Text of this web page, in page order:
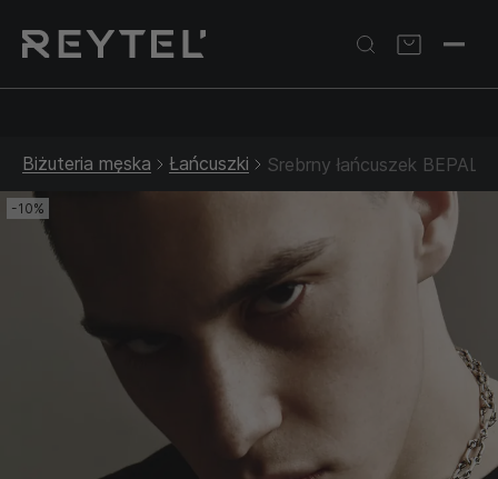
Złota biżuteria: –30% | Do 31.08
Biżuteria męska Łańcuszki Srebrny łańcuszek
-10%